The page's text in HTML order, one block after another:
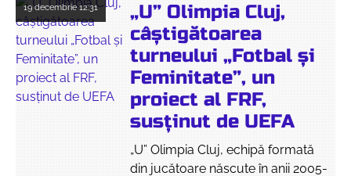
19 decembrie12:31
„U” Olimpia Cluj,
câștigătoarea
turneului „Fotbal și
Feminitate”, un
proiect al FRF,
susținut de UEFA
„U” Olimpia Cluj, echipă formată
din jucătoare născute în anii 2005-